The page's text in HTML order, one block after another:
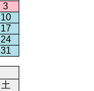
3
10
17
24
31
土